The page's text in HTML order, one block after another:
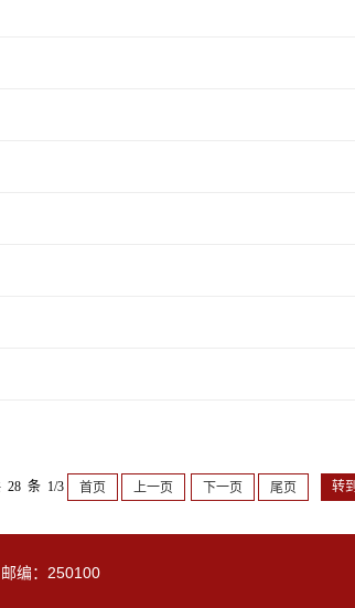
28 条 1/3 首页 上一页 下一页 尾页
编：250100